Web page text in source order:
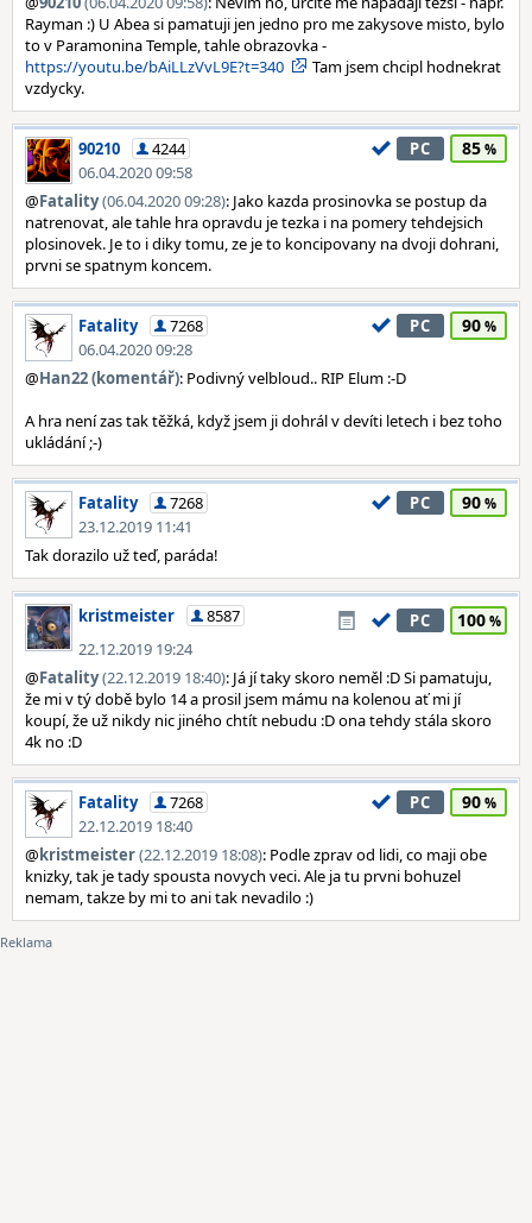
Rayman :) U Abea si pamatuji jen jedno pro me zakysove misto, bylo
to v Paramonina Temple, tahle obrazovka -
https://youtu.be/bAiLLzVvL9E?t=340
Tam jsem chcipl hodnekrat
vzdycky.
90210
4244
06.04.2020 09:58
PC 85
@Fatality(06.04.2020 09:28): Jako kazda prosinovka se postup da
natrenovat, ale tahle hra opravdu je tezka i na pomery tehdejsich
plosinovek. Je to i diky tomu, ze je to koncipovany na dvoji dohrani,
prvni se spatnym koncem.
Fatality
7268
06.04.2020 09:28
PC 90
@Han22 (komentář): Podivný velbloud.. RIP Elum :-D
A hra není zas tak těžká, když jsem ji dohrál v devíti letech i bez toho
ukládání ;-)
Fatality
7268
23.12.2019 11:41
PC 90
Tak dorazilo už teď, paráda!
kristmeister
8587
22.12.2019 19:24
PC 100
@Fatality(22.12.2019 18:40): Já jí taky skoro neměl :D Si pamatuju,
že mi v tý době bylo 14 a prosil jsem mámu na kolenou ať mi jí
koupí, že už nikdy nic jiného chtít nebudu :D ona tehdy stála skoro
4k no :D
Fatality
7268
22.12.2019 18:40
PC 90
@kristmeister(22.12.2019 18:08): Podle zprav od lidi, co maji obe
knizky, tak je tady spousta novych veci. Ale ja tu prvni bohuzel
nemam, takze by mi to ani tak nevadilo :)